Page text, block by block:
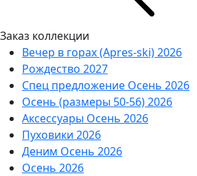
Заказ коллекции
Вечер в горах (Apres-ski) 2026
Рождество 2027
Спец предложение Осень 2026
Осень (размеры 50-56) 2026
Аксессуары Осень 2026
Пуховики 2026
Деним Осень 2026
Осень 2026